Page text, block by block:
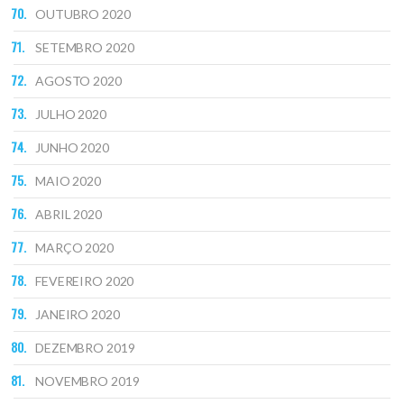
OUTUBRO 2020
SETEMBRO 2020
AGOSTO 2020
JULHO 2020
JUNHO 2020
MAIO 2020
ABRIL 2020
MARÇO 2020
FEVEREIRO 2020
JANEIRO 2020
DEZEMBRO 2019
NOVEMBRO 2019